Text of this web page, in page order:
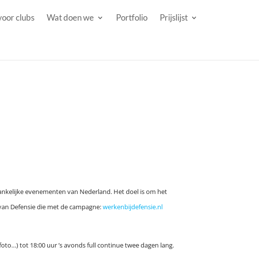
clubs Wat doen we Portfolio Prijslijst
evenementen van Nederland. Het doel is om het
Defensie die met de campagne:werkenbijdefensie.nl
tot 18:00 uur ’s avonds full continue twee dagen lang.